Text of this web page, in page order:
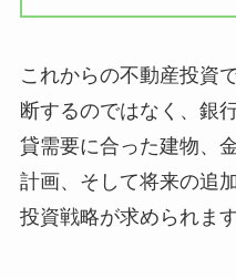
これからの不動産投資
断するのではなく、銀
貸需要に合った建物、
計画、そして将来の追
投資戦略が求められます